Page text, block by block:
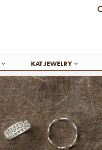
KAT JEWELRY